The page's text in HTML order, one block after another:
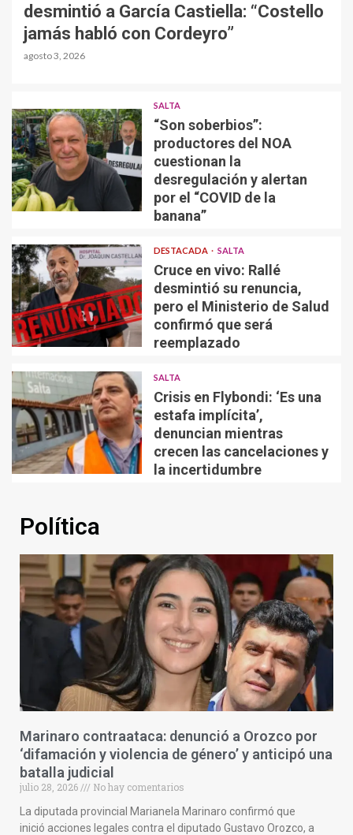
desmintió a García Castiella: “Costello
jamás habló con Cordeyro”
agosto 3, 2026
SALTA
“Son soberbios”:
productores del NOA
cuestionan la
desregulación y alertan
por el “COVID de la
banana”
DESTACADA SALTA
Cruce en vivo: Rallé
desmintió su renuncia,
pero el Ministerio de Salud
confirmó que será
reemplazado
SALTA
Crisis en Flybondi: ‘Es una
estafa implícita’,
denuncian mientras
crecen las cancelaciones y
la incertidumbre
Política
Marinaro contraataca: denunció a Orozco por
‘difamación y violencia de género’ y anticipó una
batalla judicial
julio 28, 2026
No hay comentarios
La diputada provincial Marianela Marinaro confirmó que
inició acciones legales contra el diputado Gustavo Orozco, a